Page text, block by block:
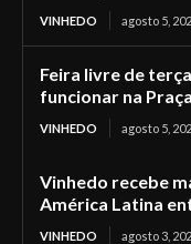
VINHEDO agosto 5,
Feira livre de
funcionar na
VINHEDO agosto 5,
Vinhedo recebe
América Latina
VINHEDO agosto 3,